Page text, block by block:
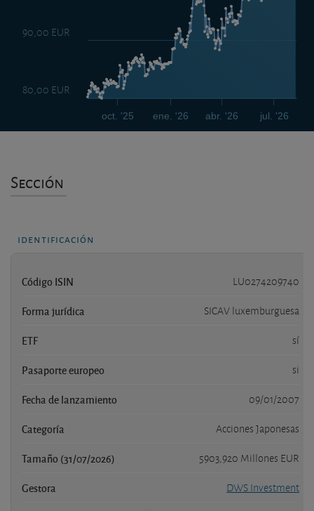
ene. '26 jul. '26
oct. '25 abr. '26
80,00 EUR
90,00 EUR
Sección
identificación
Código ISIN LU0274209740
Forma jurídica SICAV luxemburguesa
ETF sí
Pasaporte europeo si
Fecha de lanzamiento 09/01/2007
Categoría Acciones Japonesas
Tamaño (31/07/2026) 5903,920 Millones EUR
Gestora DWS Investment